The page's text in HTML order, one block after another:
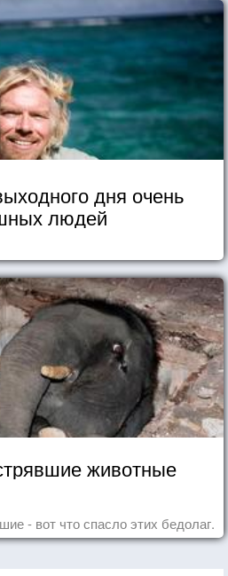
дня очень
людей
животные
- вот что спасло этих бедолаг.